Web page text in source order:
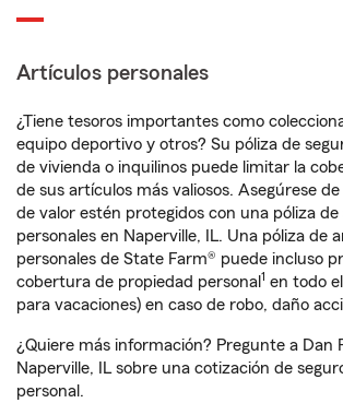
Artículos personales
¿Tiene tesoros importantes como
equipo deportivo y otros? Su póliza de
de vivienda o inquilinos puede limitar la
de sus artículos más valiosos. Asegúrese
de valor estén protegidos con una póliza
personales en Naperville, IL. Una póliza de
personales de State Farm® puede incluso
cobertura de propiedad personal 1 en todo
para vacaciones) en caso de robo, daño
¿Quiere más información? Pregunte a Dan
Naperville, IL sobre una cotización de
personal.